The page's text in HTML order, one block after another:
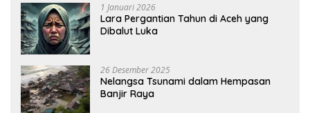
1 Januari 2026
Lara Pergantian Tahun di Aceh yang
Dibalut Luka
26 Desember 2025
Nelangsa Tsunami dalam Hempasan
Banjir Raya